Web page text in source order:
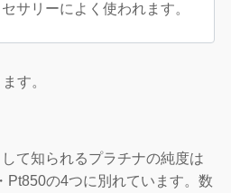
サリーによく使われます。
す。
て知られるプラチナの純度は
Pt850の4つに別れています。数